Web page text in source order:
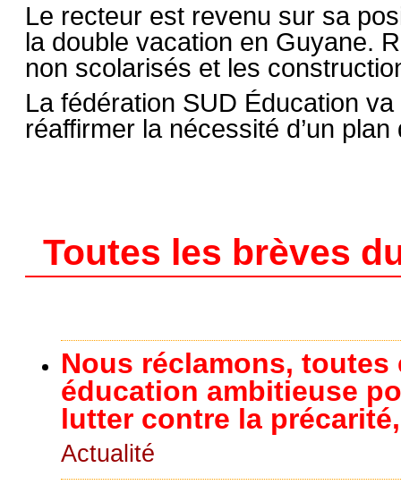
Le recteur est revenu sur sa
la double vacation en Guyane.
non scolarisés et les
La fédération SUD Éducation
réaffirmer la nécessité d’un
Toutes les brèves
Nous réclamons,
éducation ambitieuse
lutter contre la
Actualité